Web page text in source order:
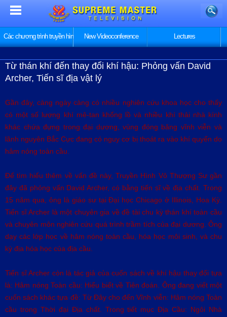
Các chương trình truyền hình New Videoconference Lectures
Từ thán khí đến thay đổi khí hậu: Phỏng vấn David
Archer, Tiến sĩ địa vật lý
Gần đây, càng ngày càng có nhiều nghiên cứu khoa học cho thấy
có một số lượng khí mê-tan khổng lồ và nhiều khí thải nhà kính
khác chứa đựng trong đại dương, vùng đóng băng vĩnh viễn và
lãnh nguyên Bắc Cực đang có nguy cơ bị thoát ra vào khí quyển do
hâm nóng toàn cầu.
Để tìm hiểu thêm về vấn đề này, Truyền Hình Vô Thượng Sư gần
đây đã phỏng vấn David Archer, có bằng tiến sĩ về địa chất. Trong
15 năm qua, ông là giáo sư tại Đại học Chicago ở Illinois, Hoa Kỳ.
Tiến sĩ Archer là một chuyên gia về đề tài chu kỳ thán khí toàn cầu
và chuyên môn nghiên cứu quá trình trầm tích của đại dương. Ông
dạy các lớp học về hâm nóng toàn cầu, hóa học môi sinh, và chu
kỳ địa hóa học của địa cầu.
Tiến sĩ Archer còn là tác giả của cuốn sách về khí hậu thay đổi tựa
là: Hâm nóng Toàn cầu: Hiểu biết về Tiên đoán. Ông đang viết một
cuốn sách khác tựa đề: Từ Đây cho đến Vĩnh viễn: Hâm nóng Toàn
cầu trong Thời đại Địa chất. Trong tiết mục Địa Cầu: Ngôi Nhà